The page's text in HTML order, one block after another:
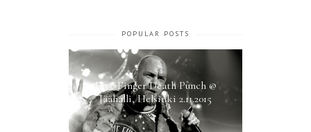
POPULAR POSTS
Five Finger Death Punch @
Jäähalli, Helsinki 2.11.2015